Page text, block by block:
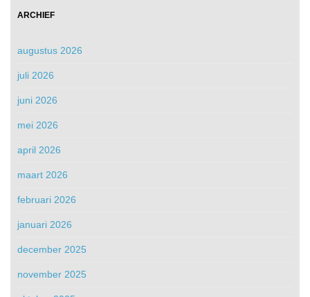
ARCHIEF
augustus 2026
juli 2026
juni 2026
mei 2026
april 2026
maart 2026
februari 2026
januari 2026
december 2025
november 2025